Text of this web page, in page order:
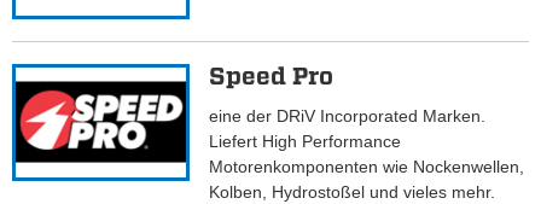
Speed Pro
eine der DRiV Incorporated Marken.
Liefert High Performance
Motorenkomponenten wie Nockenwellen,
Kolben, Hydrostoßel und vieles mehr.